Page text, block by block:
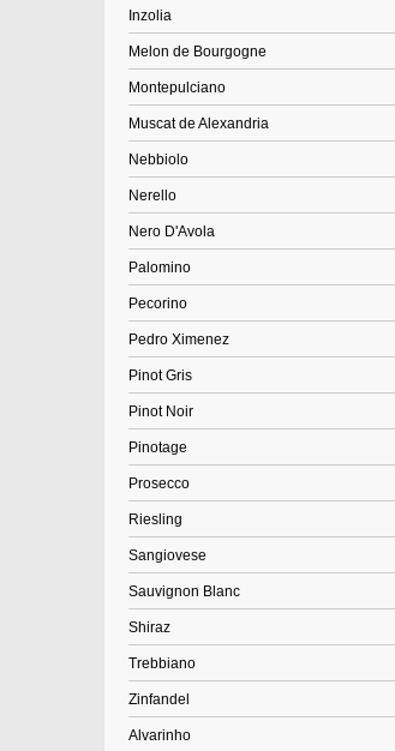
Inzolia
Melon de Bourgogne
Montepulciano
Muscat de Alexandria
Nebbiolo
Nerello
Nero D'Avola
Palomino
Pecorino
Pedro Ximenez
Pinot Gris
Pinot Noir
Pinotage
Prosecco
Riesling
Sangiovese
Sauvignon Blanc
Shiraz
Trebbiano
Zinfandel
Alvarinho